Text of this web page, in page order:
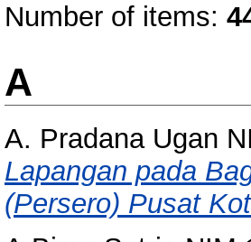
Number of items:
A
A. Pradana Ugan
Lapangan pada
(Persero) Pusat